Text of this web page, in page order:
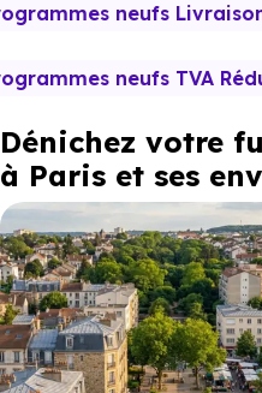
neufs
neufs TVA
Dénichez votre
à Paris et ses